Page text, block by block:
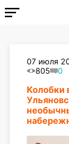
07 июля
805
0
Колобки